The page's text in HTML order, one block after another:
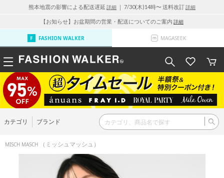
熊本地震の影響による配送遅延 詳細 ｜ 7/30(木)14時〜 送料改訂詳細
【お知らせ】お盆期間の営業・配送についてのご案内 詳細
FASHION WALKER MAGASEEK
カテゴリ ブランド
MISCH MASCH （ミッシュマッシュ）